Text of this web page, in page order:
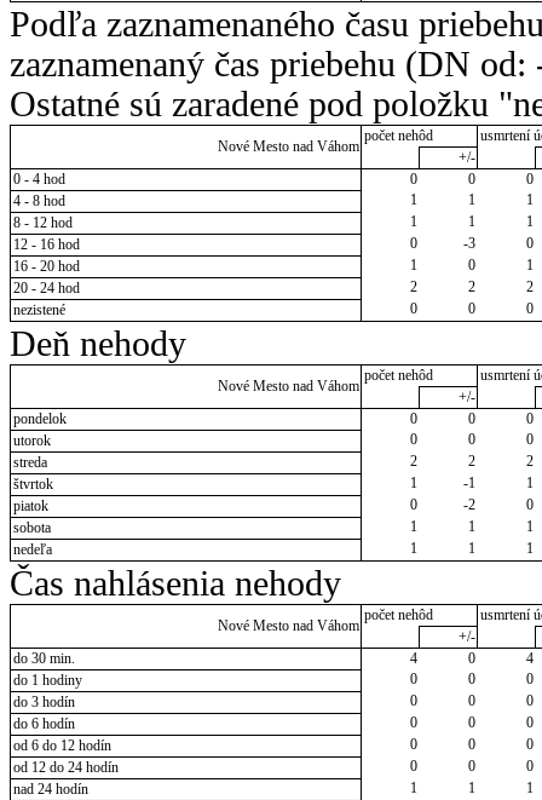
Podľa zaznamenaného času
zaznamenaný čas priebehu (DN
Ostatné sú zaradené pod položku
Nové Mesto nad Váhom
počet nehôd
usmrtení
+/-
0 - 4 hod
0 0
0
4 - 8 hod
1 1
1
8 - 12 hod
1 1
1
12 - 16 hod
0 -3
0
16 - 20 hod
1 0
1
20 - 24 hod
2 2
2
nezistené
0 0 0
Deň nehody
Nové Mesto nad Váhom
počet nehôd
usmrtení
+/-
pondelok
0 0
0
utorok
0 0
0
streda
2 2
2
štvrtok
1 -1
1
piatok
0 -2
0
sobota
1 1
1
nedeľa
1 1 1
Čas nahlásenia nehody
Nové Mesto nad Váhom
počet nehôd
usmrtení
+/-
do 30 min.
4 0
4
do 1 hodiny
0 0
0
do 3 hodín
0 0
0
do 6 hodín
0 0
0
od 6 do 12 hodín
0 0
0
od 12 do 24 hodín
0 0
0
nad 24 hodín
1 1
1